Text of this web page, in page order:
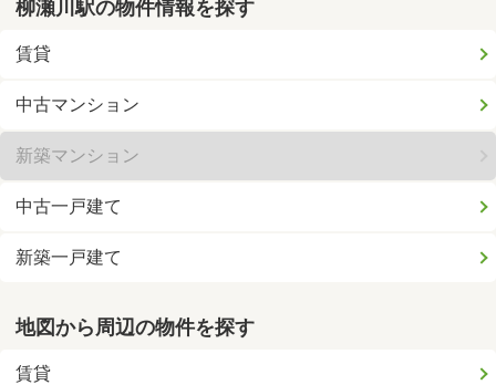
柳瀬川駅の物件情報を探す
賃貸
中古マンション
新築マンション
中古一戸建て
新築一戸建て
地図から周辺の物件を探す
賃貸